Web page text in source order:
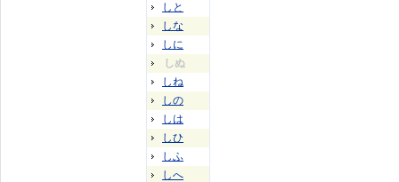
しと
しな
しに
しぬ
しね
しの
しは
しひ
しふ
しへ